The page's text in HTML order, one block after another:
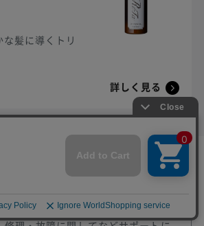
な髪に導くトリ
詳しく見る
客様へ